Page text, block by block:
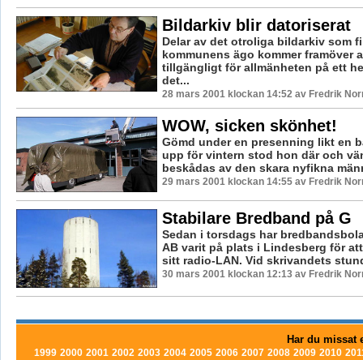
Bildarkiv blir datoriserat
Delar av det otroliga bildarkiv som
kommunens ägo kommer framöver
tillgängligt för allmänheten på ett
det...
28 mars 2001 klockan 14:52 av Fredrik
WOW, sicken skönhet!
Gömd under en presenning likt en
upp för vintern stod hon där och
beskådas av den skara nyfikna
29 mars 2001 klockan 14:55 av Fredrik
Stabilare Bredband på G
Sedan i torsdags har
AB varit på plats i Lindesberg för
sitt radio-LAN. Vid skrivandets
30 mars 2001 klockan 12:13 av Fredrik
Har du missat
1999 2000 2001 2002 2003 2004 2005 2006 2007 2008 2009 2010